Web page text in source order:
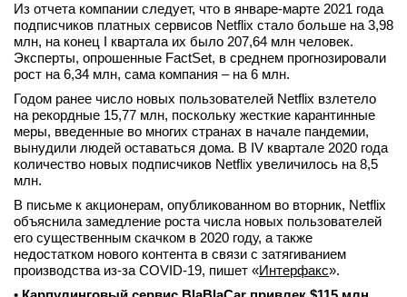
Из отчета компании следует, что в январе-марте 2021 года
подписчиков платных сервисов Netflix стало больше на 3,98
млн, на конец I квартала их было 207,64 млн человек.
Эксперты, опрошенные FactSet, в среднем прогнозировали
рост на 6,34 млн, сама компания – на 6 млн.
Годом ранее число новых пользователей Netflix взлетело
на рекордные 15,77 млн, поскольку жесткие карантинные
меры, введенные во многих странах в начале пандемии,
вынудили людей оставаться дома. В IV квартале 2020 года
количество новых подписчиков Netflix увеличилось на 8,5
млн.
В письме к акционерам, опубликованном во вторник, Netflix
объяснила замедление роста числа новых пользователей
его существенным скачком в 2020 году, а также
недостатком нового контента в связи с затягиванием
производства из-за COVID-19, пишет «Интерфакс».